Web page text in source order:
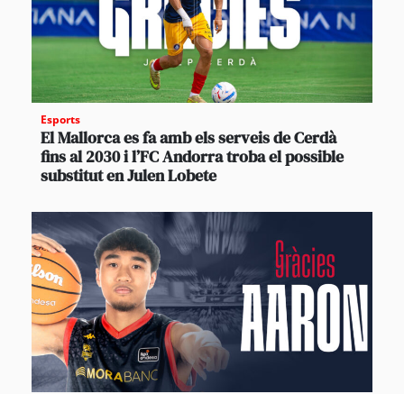
Esports
El Mallorca es fa amb els serveis de Cerdà
fins al 2030 i l’FC Andorra troba el possible
substitut en Julen Lobete